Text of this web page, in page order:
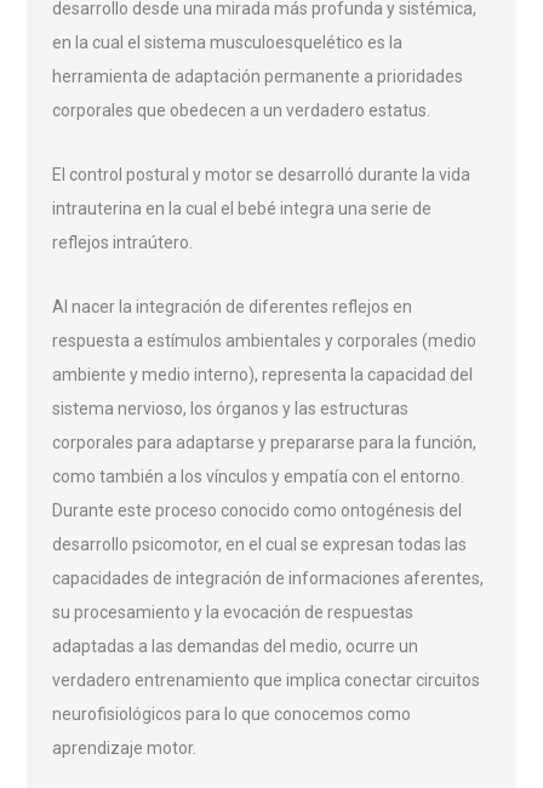
desarrollo desde una mirada más profunda y sistémica,
en la cual el sistema musculoesquelético es la
herramienta de adaptación permanente a prioridades
corporales que obedecen a un verdadero estatus.
El control postural y motor se desarrolló durante la vida
intrauterina en la cual el bebé integra una serie de
reflejos intraútero.
Al nacer la integración de diferentes reflejos en
respuesta a estímulos ambientales y corporales (medio
ambiente y medio interno), representa la capacidad del
sistema nervioso, los órganos y las estructuras
corporales para adaptarse y prepararse para la función,
como también a los vínculos y empatía con el entorno.
Durante este proceso conocido como ontogénesis del
desarrollo psicomotor, en el cual se expresan todas las
capacidades de integración de informaciones aferentes,
su procesamiento y la evocación de respuestas
adaptadas a las demandas del medio, ocurre un
verdadero entrenamiento que implica conectar circuitos
neurofisiológicos para lo que conocemos como
aprendizaje motor.